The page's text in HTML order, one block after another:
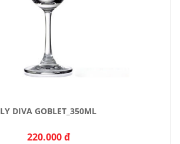
LY DIVA GOBLET_350ML
220.000 đ